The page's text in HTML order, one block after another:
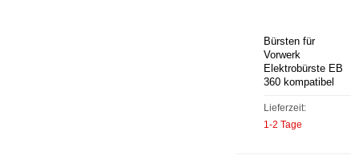
Bürsten für
Vorwerk
Elektrobürste EB
360 kompatibel
Lieferzeit:
1-2 Tage